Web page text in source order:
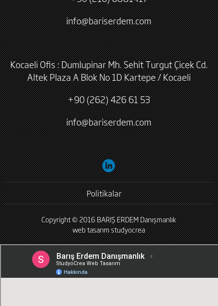
info@bariserdem.com
Kocaeli Ofis : Dumlupinar Mh. Sehit Turgut Çicek Cd.
Altek Plaza A Blok No 1D Kartepe / Kocaeli
+90 (262) 426 61 53
info@bariserdem.com
Politikalar
Copyright © 2016 BARIŞ ERDEM Danışmanlık
web tasarımstudyocrea